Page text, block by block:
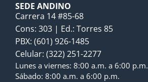
SEDE ANDINO
Carrera 14 #85-68
Cons: 303 | Ed.: Torres 85
PBX: (601) 926-1485
Celular: (322) 251-2277
Lunes a viernes: 8:00 a.m. a 6:00 p.m.
Sábado: 8:00 a.m. a 6:00 p.m.